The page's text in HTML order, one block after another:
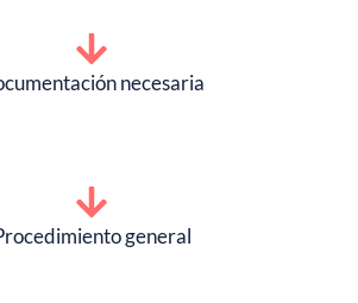
necesaria
general